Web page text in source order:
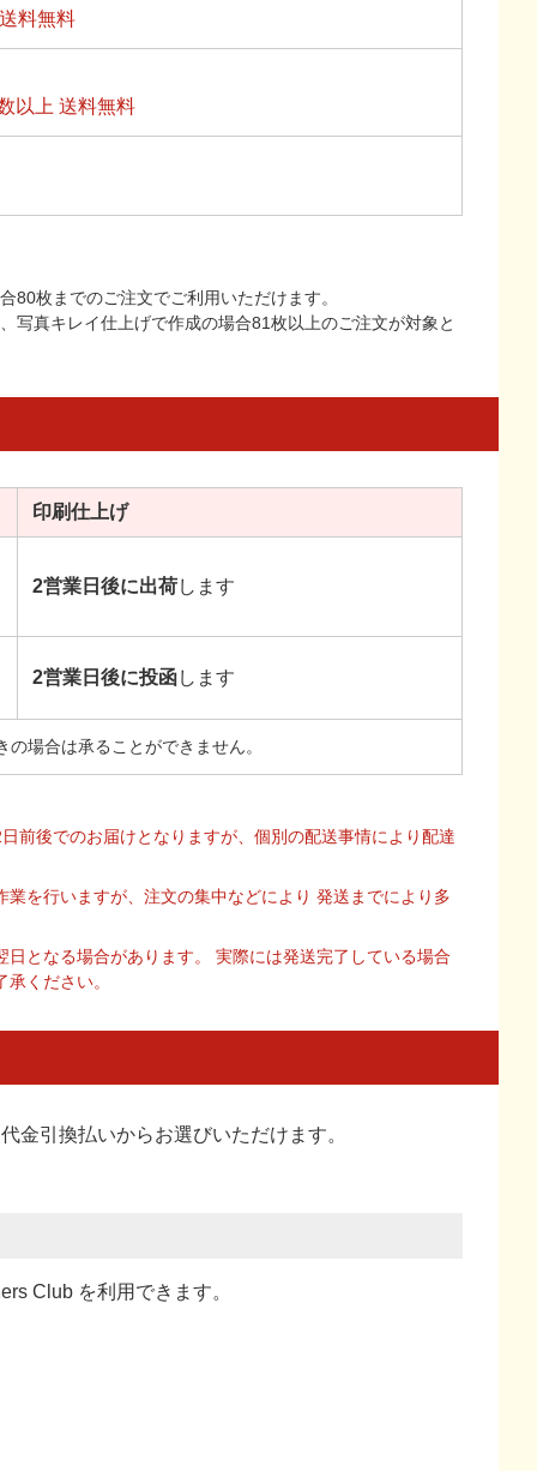
料無料
以上 送料無料
枚までのご注文でご利用いただけます。
写真キレイ仕上げで作成の場合81枚以上のご注文が対象と
印刷仕上げ
2営業日後に出荷します
2営業日後に投函します
場合は承ることができません。
前後でのお届けとなりますが、個別の配送事情により配達
を行いますが、注文の集中などにより 発送までにより多
となる場合があります。 実際には発送完了している場合
ください。
金引換払いからお選びいただけます。
Club を利用できます。